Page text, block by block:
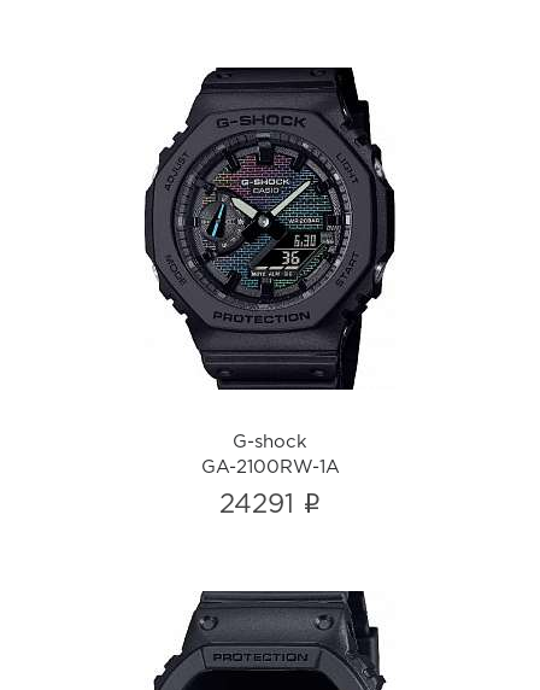
G-shock
GA-2100RW-1A
i
G-shock
GA-2100RW-1A
24291 i